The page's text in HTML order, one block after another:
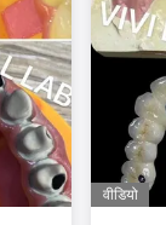
वीडियो